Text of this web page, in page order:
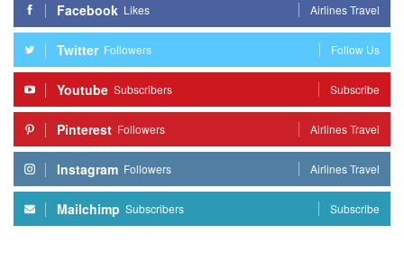
Facebook Likes Airlines Travel
Twitter Followers Follow Us
Youtube Subscribers Subscribe
Pinterest Followers Airlines Travel
Instagram Followers Airlines Travel
Mailchimp Subscribers Subscribe